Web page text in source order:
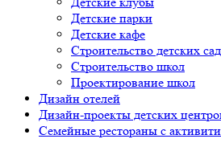
Детские парки
Детские кафе
Строительство детских
Строительство школ
Проектирование школ
Дизайн отелей
Дизайн-проекты детских
Семейные рестораны с